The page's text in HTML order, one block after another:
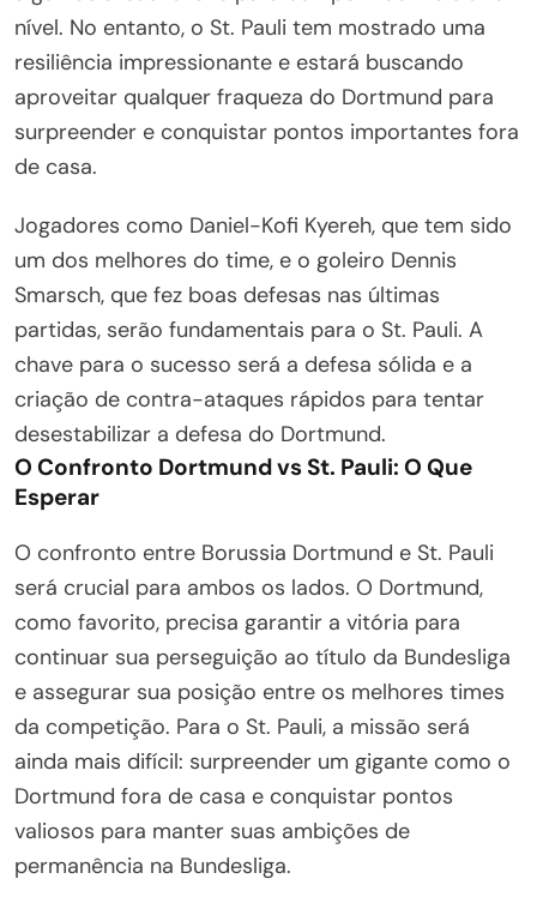
nível. No entanto, o St. Pauli tem mostrado uma
resiliência impressionante e estará buscando
aproveitar qualquer fraqueza do Dortmund para
surpreender e conquistar pontos importantes fora
de casa.
Jogadores como Daniel-Kofi Kyereh, que tem sido
um dos melhores do time, e o goleiro Dennis
Smarsch, que fez boas defesas nas últimas
partidas, serão fundamentais para o St. Pauli. A
chave para o sucesso será a defesa sólida e a
criação de contra-ataques rápidos para tentar
desestabilizar a defesa do Dortmund.
O Confronto Dortmund vs St. Pauli: O Que
Esperar
O confronto entre Borussia Dortmund e St. Pauli
será crucial para ambos os lados. O Dortmund,
como favorito, precisa garantir a vitória para
continuar sua perseguição ao título da Bundesliga
e assegurar sua posição entre os melhores times
da competição. Para o St. Pauli, a missão será
ainda mais difícil: surpreender um gigante como o
Dortmund fora de casa e conquistar pontos
valiosos para manter suas ambições de
permanência na Bundesliga.